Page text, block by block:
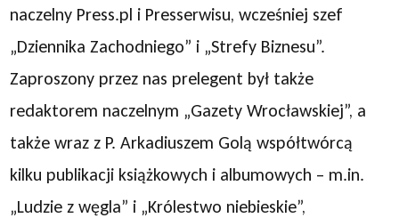
naczelny Press.pl i Presserwisu, wcześniej szef
„Dziennika Zachodniego” i „Strefy Biznesu”.
Zaproszony przez nas prelegent był także
redaktorem naczelnym „Gazety Wrocławskiej”, a
także wraz z P. Arkadiuszem Golą współtwórcą
kilku publikacji książkowych i albumowych – m.in.
„Ludzie z węgla” i „Królestwo niebieskie”,